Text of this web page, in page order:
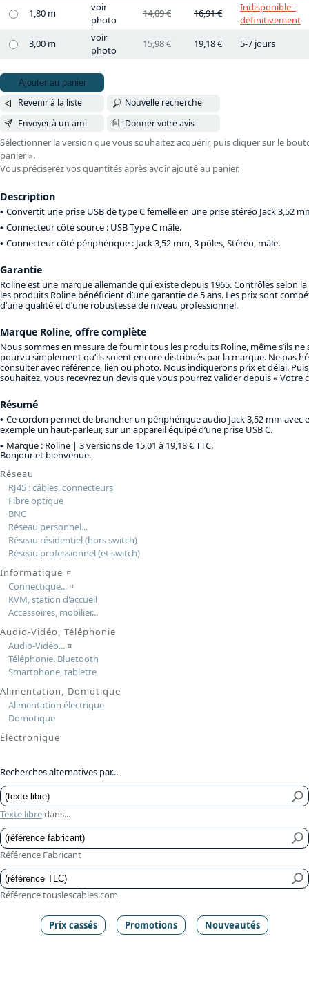
1,80 m
voir
photo
14,09 € 16,91 €
Indisponible -
définitivement
3,00 m
voir
photo
15,98 € 19,18 € 5-7 jours
Ajouter au panier
Revenir à la liste
Nouvelle recherche
Envoyer à un ami
Donner votre avis
Sélectionner la version que vous souhaitez acquérir, puis cliquer sur le
panier ».
Vous préciserez vos quantités après avoir ajouté au panier.
Description
Convertit une prise USB de type C femelle en une prise stéréo Jack 3,52
Connecteur côté source : USB Type C mâle.
Connecteur côté périphérique : Jack 3,52 mm, 3 pôles, Stéréo, mâle.
Garantie
Roline est une marque allemande qui existe depuis 1965. Contrôlés selon la
les produits Roline bénéficient d’une garantie de 5 ans. Les prix sont
d’une qualité et d’une robustesse de niveau professionnel.
Marque Roline, offre complète
Nous sommes en mesure de fournir tous les produits Roline, même s’ils ne
pourvu simplement qu’ils soient encore distribués par la marque. Ne pas
consulter avec référence, lien ou photo. Nous indiquerons prix et délai.
souhaitez, vous recevrez un devis que vous pourrez valider depuis « Votre
Résumé
Ce cordon permet de brancher un périphérique audio Jack 3,52 mm avec
exemple un haut-parleur, sur un appareil équipé d’une prise USB C.
Marque : Roline | 3 versions de 15,01 à 19,18 € TTC.
Bonjour et bienvenue.
Réseau
RJ45 : câbles, connecteurs
Fibre optique
BNC
Réseau personnel...
Réseau résidentiel (hors switch)
Réseau professionnel (et switch)
Informatique ¤
Connectique...¤
KVM, station d'accueil
Accessoires, mobilier...
Audio-Vidéo, Téléphonie
Audio-Vidéo...¤
Téléphonie, Bluetooth
Smartphone, tablette
Alimentation, Domotique
Alimentation électrique
Domotique
Électronique
Recherches alternatives par...
Texte libredans...
Référence Fabricant
Référence touslescables.com
Prix cassés Promotions Nouveautés